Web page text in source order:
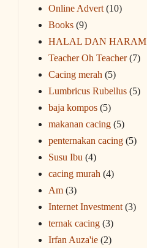
Online Advert (10)
Books (9)
HALAL DAN HARAM
Teacher Oh Teacher (7)
Cacing merah (5)
Lumbricus Rubellus (5)
baja kompos (5)
makanan cacing (5)
penternakan cacing (5)
Susu Ibu (4)
cacing murah (4)
Am (3)
Internet Investment (3)
ternak cacing (3)
Irfan Auza'ie (2)